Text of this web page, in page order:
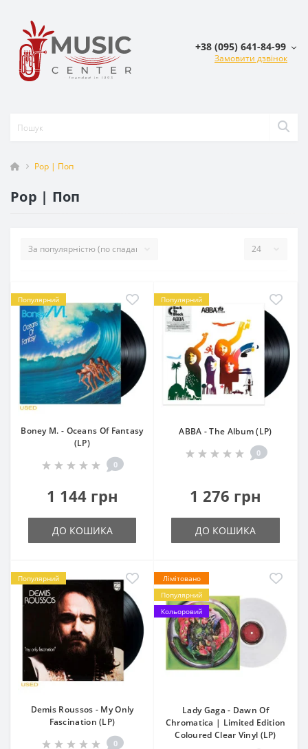
+38 (095) 641-84-99
Замовити дзвінок
Pop | Поп
Pop | Поп
Популярний
Boney M. - Oceans Of Fantasy
(LP)
0
1 144 грн
ДО КОШИКА
Популярний
ABBA - The Album (LP)
0
1 276 грн
ДО КОШИКА
Популярний
Demis Roussos - My Only
Fascination (LP)
0
Лімітовано
Популярний
Кольоровий
Lady Gaga - Dawn Of
Chromatica | Limited Edition
Coloured Clear Vinyl (LP)